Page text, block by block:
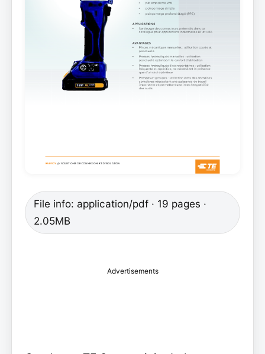
File info: application/pdf · 19 pages ·
2.05MB
Advertisements